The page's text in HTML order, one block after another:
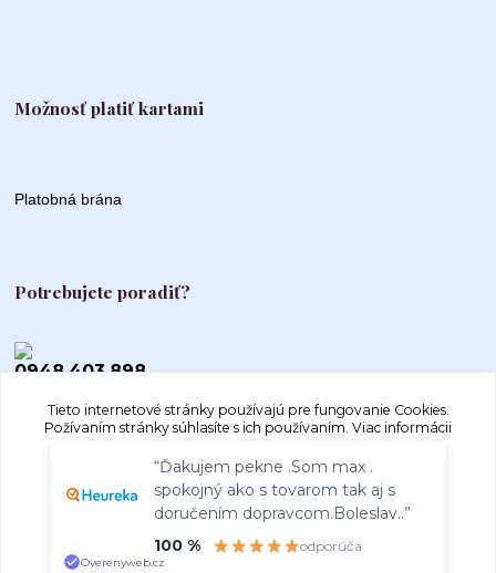
Možnosť platiť kartami
Platobná brána
Potrebujete poradiť?
0948 403 898
info@autogood.sk
Vytvorené na
Tieto internetové stránky používajú pre fungovanie Cookies.
Požívaním stránky súhlasíte s ich používaním. Viac informácii
Nastavenia Súhlasím
Súhlas môžete odmietnuťtu.
“Ďakujem pekne .Som max .
spokojný ako s tovarom tak aj s
doručením dopravcom.Boleslav..”
100 %
odporúča
Overenyweb.cz